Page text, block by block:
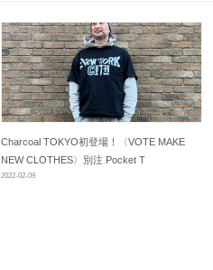
Charcoal TOKYO初登場！〈VOTE MAKE
NEW CLOTHES〉別注 Pocket T
2022-02-09